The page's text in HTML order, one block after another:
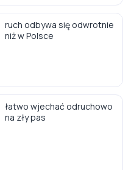
ruch odbywa się odwrotnie
niż w Polsce
łatwo wjechać odruchowo
na zły pas